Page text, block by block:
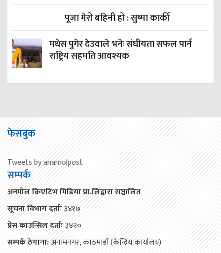
पूजा मेरो बहिनी हो : सुष्मा कार्की
मधेस पुगेर देउवाले भनेः संघीयता सफल पार्न
राष्ट्रिय सहमति आवश्यक
फेसबुक
Tweets by anamolpost
सम्पर्क
अनमोल क्रिएटिभ मिडिया प्रा.लिद्वारा सञ्चालित
सूचना विभाग दर्ताः३४१७
प्रेस काउन्सिल दर्ताः३४२०
सम्पर्क ठेगाना:अनामनगर, काठमाडौं (केन्द्रिय कार्यालय)